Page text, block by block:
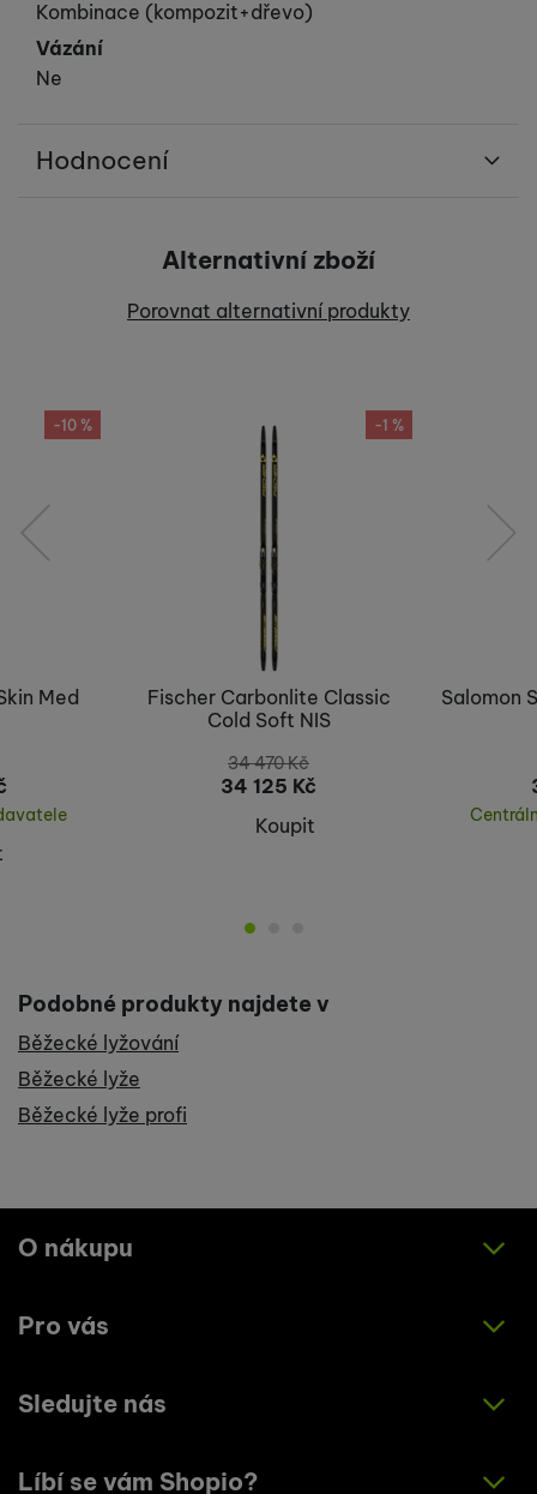
Materiál, ze kterého je jádro lyže vyrobeno.
Kombinace (kompozit+dřevo)
Vázání
Ne
Hodnocení
Recenze
Alternativní zboží
Porovnat alternativní produkty
-1 %
Fischer Carbonlite Classic
Cold Soft NIS
34 470Kč
34 125 Kč
Koupit
Salomon
-10 %
Med
Podobné produkty najdete v
Běžecké lyžování
Běžecké lyže
Běžecké lyže profi
O nákupu
Jak nakupovat
Zásady ochrany osobních údajů
Pro vás
O nás
Sledujte nás
Instagram
Líbí se vám Shopio?